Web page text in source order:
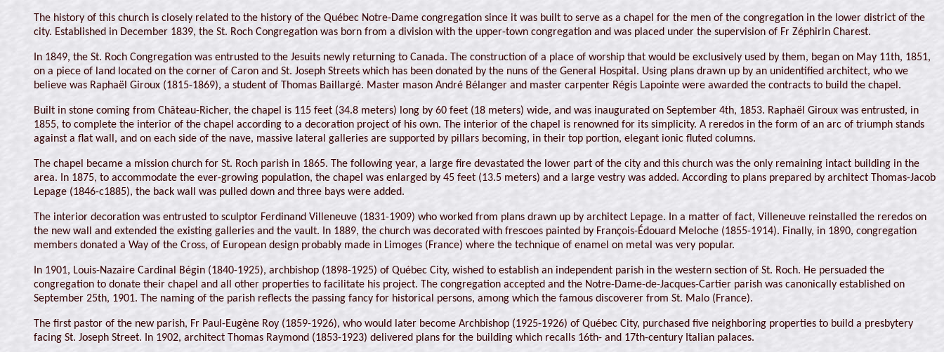
The history of this church is closely related to the history of the Québec Notre-Dame congregation since it was built to serve as a chapel for the men of the congregation in the lower district of the
city. Established in December 1839, the St. Roch Congregation was born from a division with the upper-town congregation and was placed under the supervision of Fr Zéphirin Charest.
In 1849, the St. Roch Congregation was entrusted to the Jesuits newly returning to Canada. The construction of a place of worship that would be exclusively used by them, began on May 11th, 1851,
on a piece of land located on the corner of Caron and St. Joseph Streets which has been donated by the nuns of the General Hospital. Using plans drawn up by an unidentified architect, who we
believe was Raphaël Giroux (1815-1869), a student of Thomas Baillargé. Master mason André Bélanger and master carpenter Régis Lapointe were awarded the contracts to build the chapel.
Built in stone coming from Château-Richer, the chapel is 115 feet (34.8 meters) long by 60 feet (18 meters) wide, and was inaugurated on September 4th, 1853. Raphaël Giroux was entrusted, in
1855, to complete the interior of the chapel according to a decoration project of his own. The interior of the chapel is renowned for its simplicity. A reredos in the form of an arc of triumph stands
against a flat wall, and on each side of the nave, massive lateral galleries are supported by pillars becoming, in their top portion, elegant ionic fluted columns.
The chapel became a mission church for St. Roch parish in 1865. The following year, a large fire devastated the lower part of the city and this church was the only remaining intact building in the
area. In 1875, to accommodate the ever-growing population, the chapel was enlarged by 45 feet (13.5 meters) and a large vestry was added. According to plans prepared by architect Thomas-Jacob
Lepage (1846-c1885), the back wall was pulled down and three bays were added.
The interior decoration was entrusted to sculptor Ferdinand Villeneuve (1831-1909) who worked from plans drawn up by architect Lepage. In a matter of fact, Villeneuve reinstalled the reredos on
the new wall and extended the existing galleries and the vault. In 1889, the church was decorated with frescoes painted by François-Édouard Meloche (1855-1914). Finally, in 1890, congregation
members donated a Way of the Cross, of European design probably made in Limoges (France) where the technique of enamel on metal was very popular.
In 1901, Louis-Nazaire Cardinal Bégin (1840-1925), archbishop (1898-1925) of Québec City, wished to establish an independent parish in the western section of St. Roch. He persuaded the
congregation to donate their chapel and all other properties to facilitate his project. The congregation accepted and the Notre-Dame-de-Jacques-Cartier parish was canonically established on
September 25th, 1901. The naming of the parish reflects the passing fancy for historical persons, among which the famous discoverer from St. Malo (France).
The first pastor of the new parish, Fr Paul-Eugène Roy (1859-1926), who would later become Archbishop (1925-1926) of Québec City, purchased five neighboring properties to build a presbytery
facing St. Joseph Street. In 1902, architect Thomas Raymond (1853-1923) delivered plans for the building which recalls 16th- and 17th-century Italian palaces.